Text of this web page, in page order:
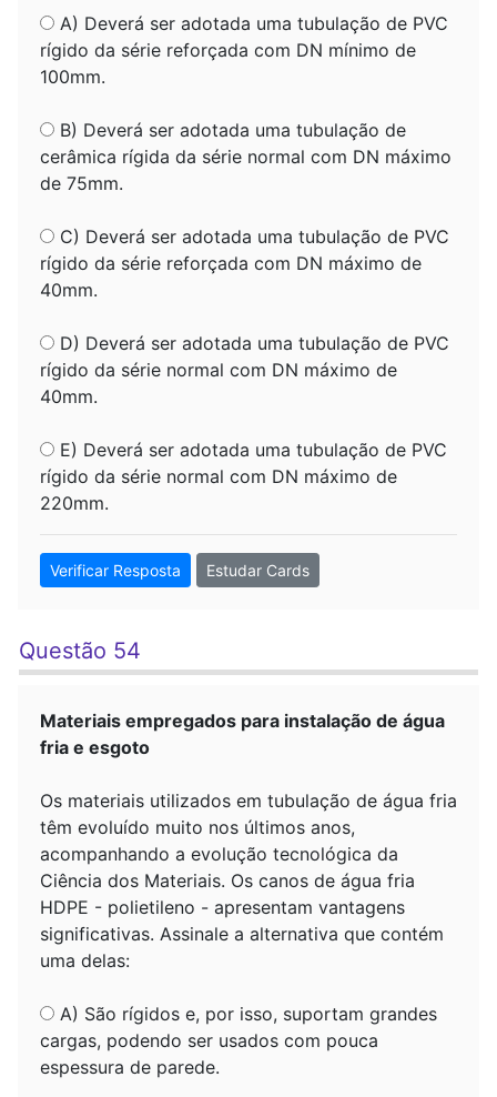
A) Deverá ser adotada uma tubulação de PVC
rígido da série reforçada com DN mínimo de
100mm.
B) Deverá ser adotada uma tubulação de
cerâmica rígida da série normal com DN máximo
de 75mm.
C) Deverá ser adotada uma tubulação de PVC
rígido da série reforçada com DN máximo de
40mm.
D) Deverá ser adotada uma tubulação de PVC
rígido da série normal com DN máximo de
40mm.
E) Deverá ser adotada uma tubulação de PVC
rígido da série normal com DN máximo de
220mm.
Verificar Resposta Estudar Cards
Questão 54
Materiais empregados para instalação de água
fria e esgoto
Os materiais utilizados em tubulação de água fria
têm evoluído muito nos últimos anos,
acompanhando a evolução tecnológica da
Ciência dos Materiais. Os canos de água fria
HDPE - polietileno - apresentam vantagens
significativas. Assinale a alternativa que contém
uma delas:
A) São rígidos e, por isso, suportam grandes
cargas, podendo ser usados com pouca
espessura de parede.